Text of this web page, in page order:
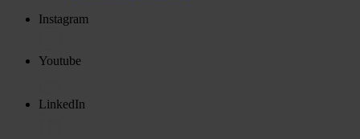
Instagram
Youtube
LinkedIn